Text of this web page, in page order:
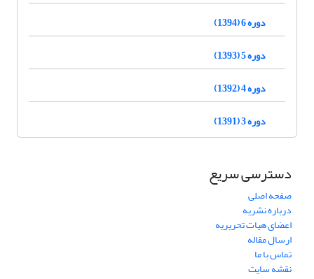
دوره 6 (1394)
دوره 5 (1393)
دوره 4 (1392)
دوره 3 (1391)
دسترسی سریع
صفحه اصلی
درباره نشریه
اعضای هیات تحریریه
ارسال مقاله
تماس با ما
نقشه سایت